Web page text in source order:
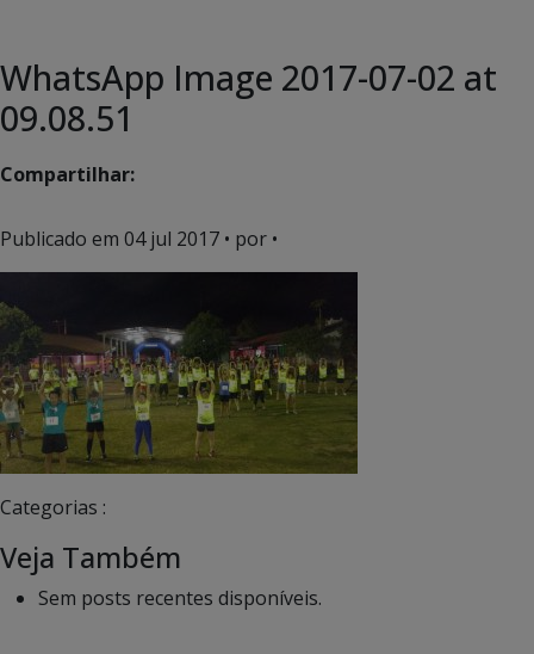
WhatsApp Image 2017-07-02 at
09.08.51
Compartilhar:
Publicado em 04 jul 2017 • por •
Categorias :
Veja Também
Sem posts recentes disponíveis.